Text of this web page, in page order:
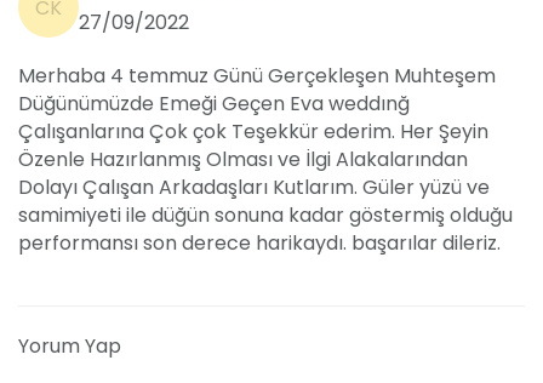
CK
27/09/2022
Merhaba 4 temmuz Günü Gerçekleşen Muhteşem
Düğünümüzde Emeği Geçen Eva weddınğ
Çalışanlarına Çok çok Teşekkür ederim. Her Şeyin
Özenle Hazırlanmış Olması ve İlgi Alakalarından
Dolayı Çalışan Arkadaşları Kutlarım. Güler yüzü ve
samimiyeti ile düğün sonuna kadar göstermiş olduğu
performansı son derece harikaydı. başarılar dileriz.
Yorum Yap